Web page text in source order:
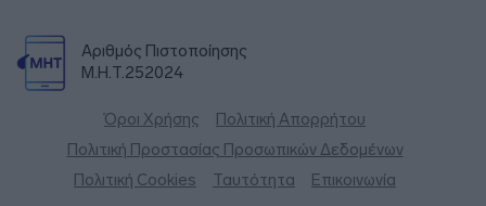
Αριθμός Πιστοποίησης
Μ.Η.Τ.252024
Όροι Χρήσης
Πολιτική Απορρήτου
Πολιτική Προστασίας Προσωπικών Δεδομένων
Πολιτική Cookies
Ταυτότητα Επικοινωνία